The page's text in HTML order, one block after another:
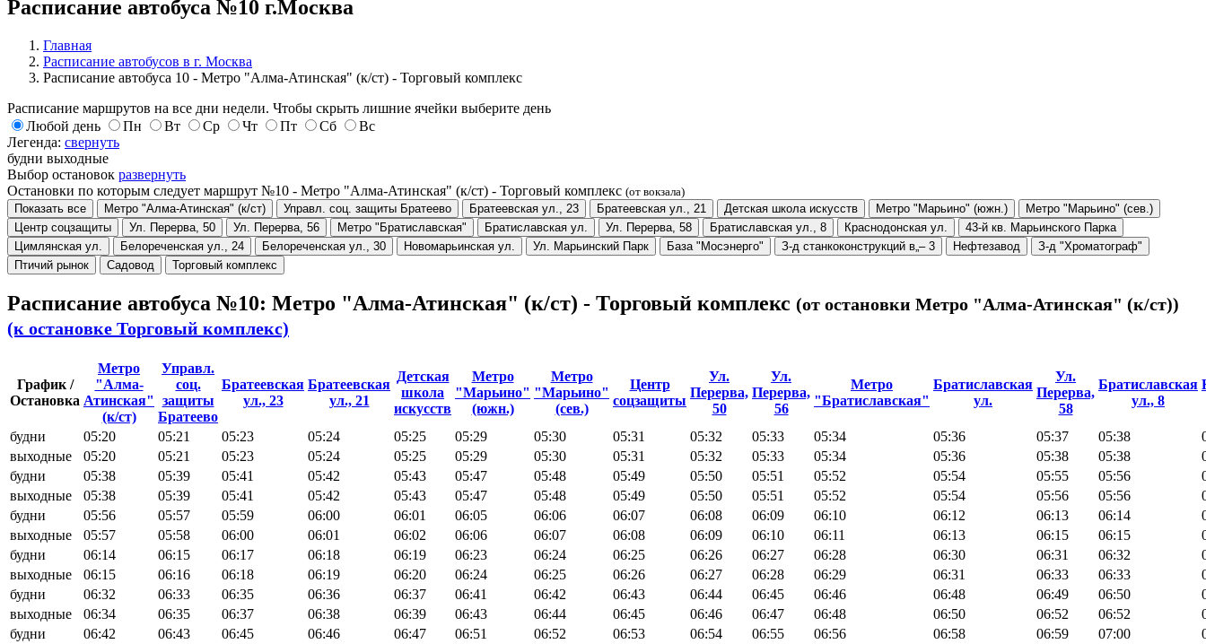
Расписание автобуса №10 г.Москва
Главная
Расписание автобусов в г. Москва
Расписание автобуса 10 - Метро "Алма-Атинская" (к/ст) - Торговый комплекс
Расписание маршрутов на все дни недели. Чтобы скрыть лишние ячейки выберите день
Любой день
Пн Вт Ср Чт Пт Сб
Вс
Легенда: свернуть
будни выходные
Выбор остановок развернуть
Остановки по которым следует маршрут №10 - Метро "Алма-Атинская" (к/ст) - Торговый комплекс (от вокзала)
Показать все
Метро "Алма-Атинская" (к/ст) Управл. соц. защиты Братеево Братеевская ул., 23 Братеевская ул., 21 Детская школа искусств Метро "Марьино" (южн.)
Метро "Марьино" (сев.)
Центр соцзащиты
Ул. Перерва, 50 Ул. Перерва, 56 Метро "Братиславская" Братиславская ул. Ул. Перерва, 58 Братиславская ул., 8 Краснодонская ул.
43-й кв. Марьинского Парка
Цимлянская ул.
Белореченская ул., 24 Белореченская ул., 30 Новомарьинская ул. Ул. Марьинский Парк База "Мосэнерго" З-д станкоконструкций в„– 3 Нефтезавод
З-д "Хроматограф"
Птичий рынок
Садовод Торговый комплекс
Расписание автобуса №10: Метро "Алма-Атинская" (к/ст) - Торговый комплекс (от остановки Метро "Алма-Атинская" (к/ст))
(к остановке Торговый комплекс)
График /
Остановка
Метро
"Алма-
Атинская"
(к/ст)
Управл.
соц.
защиты
Братеево
Братеевская
ул., 23
Братеевская
ул., 21
Детская
школа
искусств
Метро
"Марьино"
(южн.)
Метро
"Марьино"
(сев.)
Центр
соцзащиты
Ул.
Перерва,
50
Ул.
Перерва,
56
Метро
"Братиславская"
Братиславская
ул.
Ул.
Перерва,
58
Братиславская
ул., 8
будни 05:20 05:21 05:23 05:24 05:25 05:29 05:30 05:31 05:32 05:33 05:34 05:36 05:37 05:38
выходные
05:20 05:21 05:23 05:24 05:25 05:29 05:30 05:31 05:32 05:33 05:34 05:36 05:38 05:38
будни
05:38 05:39 05:41 05:42 05:43 05:47 05:48 05:49 05:50 05:51 05:52 05:54 05:55 05:56
выходные
05:38 05:39 05:41 05:42 05:43 05:47 05:48 05:49 05:50 05:51 05:52 05:54 05:56 05:56
будни
05:56 05:57 05:59 06:00 06:01 06:05 06:06 06:07 06:08 06:09 06:10 06:12 06:13 06:14
выходные
05:57 05:58 06:00 06:01 06:02 06:06 06:07 06:08 06:09 06:10 06:11 06:13 06:15 06:15
будни
06:14 06:15 06:17 06:18 06:19 06:23 06:24 06:25 06:26 06:27 06:28 06:30 06:31 06:32
выходные
06:15 06:16 06:18 06:19 06:20 06:24 06:25 06:26 06:27 06:28 06:29 06:31 06:33 06:33
будни
06:32 06:33 06:35 06:36 06:37 06:41 06:42 06:43 06:44 06:45 06:46 06:48 06:49 06:50
выходные
06:34 06:35 06:37 06:38 06:39 06:43 06:44 06:45 06:46 06:47 06:48 06:50 06:52 06:52
будни
06:42 06:43 06:45 06:46 06:47 06:51 06:52 06:53 06:54 06:55 06:56 06:58 06:59 07:00